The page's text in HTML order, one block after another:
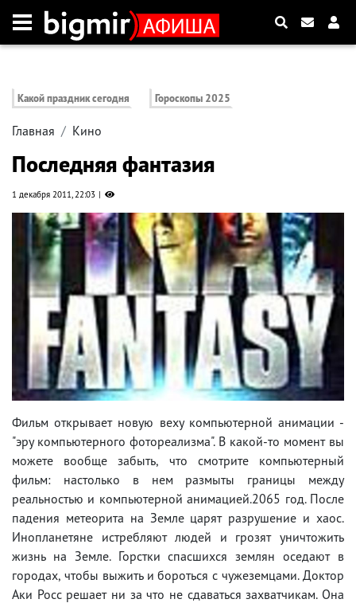
Какой праздник сегодня Гороскопы 2025
Главная Кино
Последняя фантазия
1 декабря 2011, 22:03
Фильм открывает новую веху компьютерной анимации -
"эру компьютерного фотореализма". В какой-то момент вы
можете вообще забыть, что смотрите компьютерный
фильм: настолько в нем размыты границы между
реальностью и компьютерной анимацией.2065 год. После
падения метеорита на Земле царят разрушение и хаос.
Инопланетяне истребляют людей и грозят уничтожить
жизнь на Земле. Горстки спасшихся землян оседают в
городах, чтобы выжить и бороться с чужеземцами. Доктор
Аки Росс решает ни за что не сдаваться захватчикам. Она